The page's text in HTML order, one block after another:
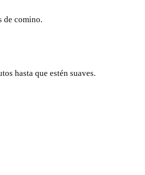
de comino.
hasta que estén suaves.